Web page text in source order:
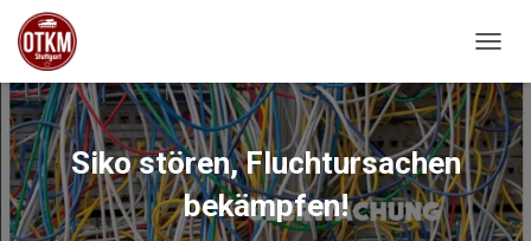
Siko stören, Fluchtursachen
bekämpfen!